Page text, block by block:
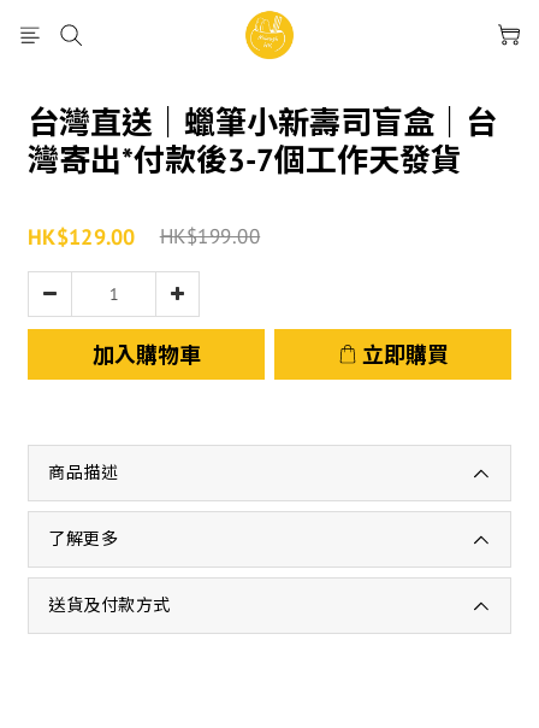
台灣直送｜蠟筆小新壽司盲盒｜台
灣寄出*付款後3-7個工作天發貨
HK$129.00 HK$199.00
加入購物車 立即購買
商品描述
了解更多
送貨及付款方式